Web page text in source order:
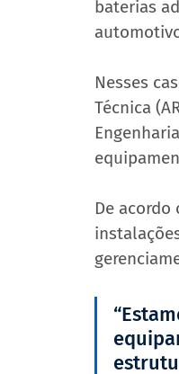
baterias
Nesses
Técnica
De